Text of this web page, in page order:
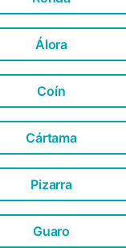
Álora
Coín
Cártama
Pizarra
Guaro